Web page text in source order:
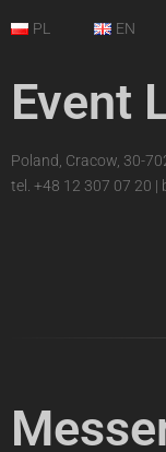
PL EN
Event
Poland, Cracow, 30-
tel. +48 12 307 07 20 |